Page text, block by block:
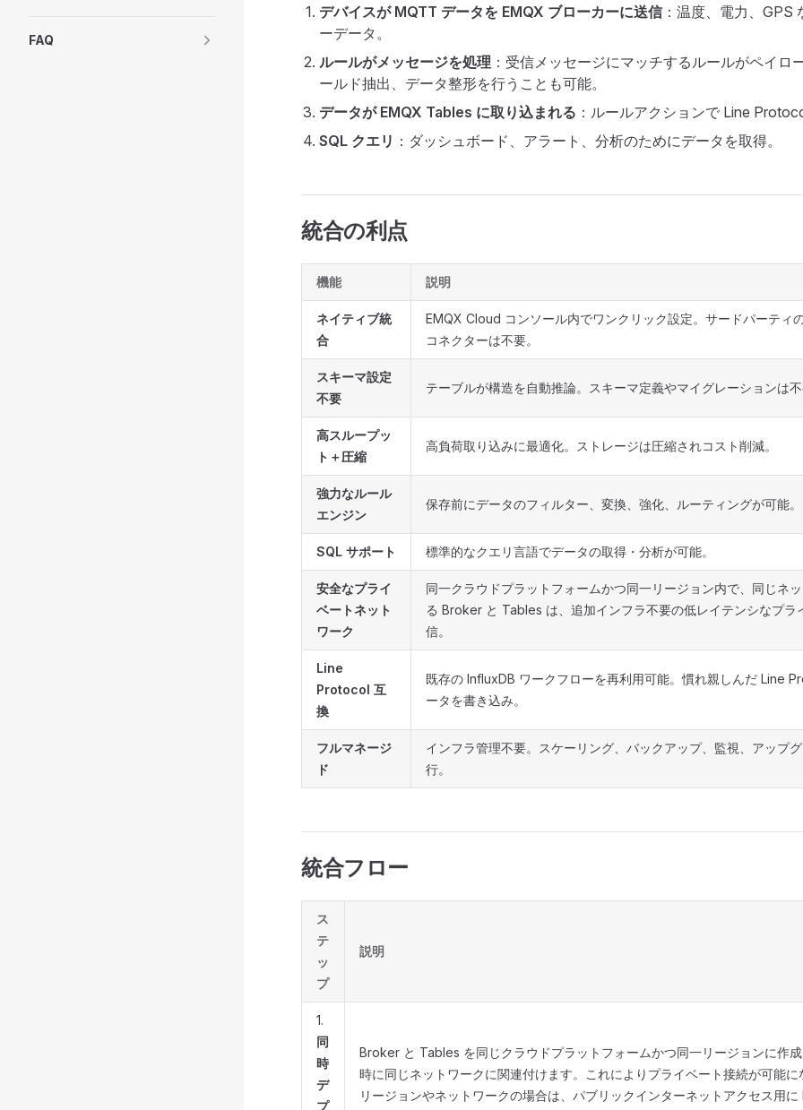
FAQ
デバイスが MQTT データを EMQX ブローカーに送信 ：温度、電力、GPS
ーデータ。
ルールがメッセージを処理 ：受信メッセージにマッチするルールがペイロ
ールド抽出、データ整形を行うことも可能。
データが EMQX Tables に取り込まれる ：ルールアクションで Line
SQL クエリ ：ダッシュボード、アラート、分析のためにデータを取得。
統合の利点
機能 説明
ネイティブ統
合
EMQX Cloud コンソール内でワンクリック設定。サードパーティ
コネクターは不要。
スキーマ設定
不要
テーブルが構造を自動推論。スキーマ定義やマイグレーションは不
高スループッ
ト＋圧縮
高負荷取り込みに最適化。ストレージは圧縮されコスト削減。
強力なルール
エンジン
保存前にデータのフィルター、変換、強化、ルーティングが可能。
SQL サポート 標準的なクエリ言語でデータの取得・分析が可能。
安全なプライ
ベートネット
ワーク
同一クラウドプラットフォームかつ同一リージョン内で、同じネ
る Broker と Tables は、追加インフラ不要の低レイテンシなプラ
信。
Line
Protocol 互
換
既存の InfluxDB ワークフローを再利用可能。慣れ親しんだ Line
ータを書き込み。
フルマネージ
ド
インフラ管理不要。スケーリング、バックアップ、監視、アップ
行。
統合フロー
ス
テ
ッ
プ
説明
1.
同
時
デ
プ
Broker と Tables を同じクラウドプラットフォームかつ同一リージョンに作
時に同じネットワークに関連付けます。これによりプライベート接続が可能に
リージョンやネットワークの場合は、パブリックインターネットアクセス用に